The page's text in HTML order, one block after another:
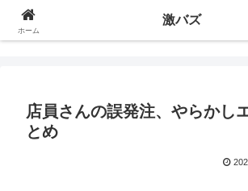
店員さんの誤発注、やらかし
とめ
ホーム
激バズ